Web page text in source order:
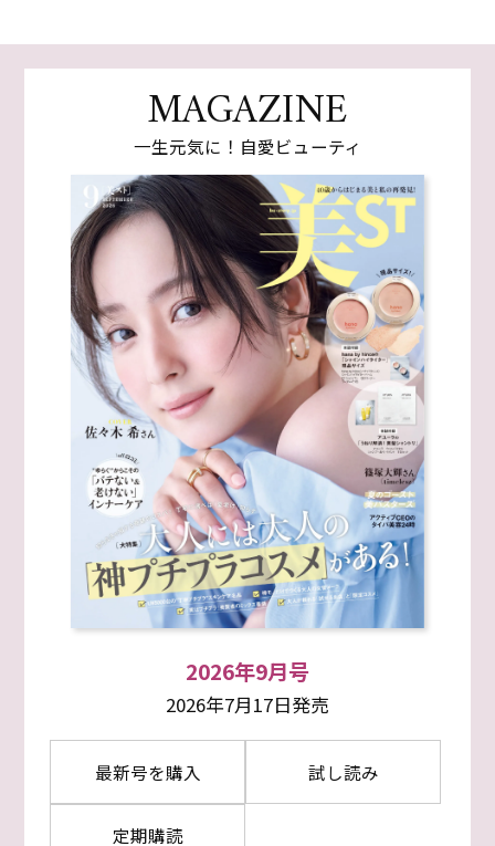
MAGAZINE
一生元気に！自愛ビューティ
2026年9月号
2026年7月17日発売
最新号を購入 試し読み
定期購読